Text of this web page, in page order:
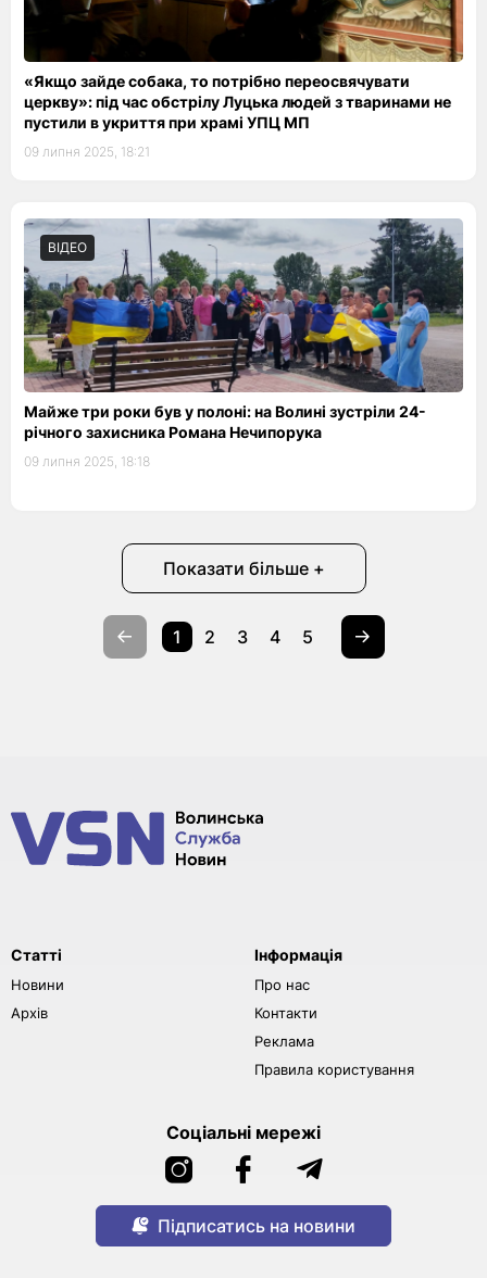
«Якщо зайде собака, то потрібно переосвячувати
церкву»: під час обстрілу Луцька людей з тваринами не
пустили в укриття при храмі УПЦ МП
09 липня 2025, 18:21
ВІДЕО
Майже три роки був у полоні: на Волині зустріли 24-
річного захисника Романа Нечипорука
09 липня 2025, 18:18
Показати більше +
1 2 3 4 5
Статті
Новини
Архів
Інформація
Про нас
Контакти
Реклама
Правила користування
Соціальні мережі
Підписатись на новини